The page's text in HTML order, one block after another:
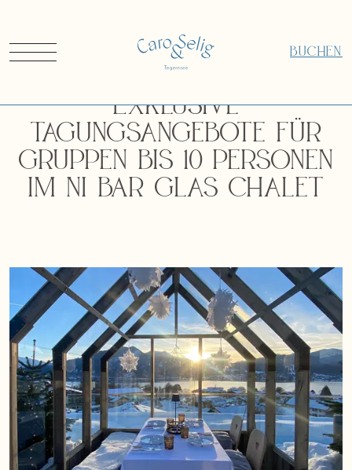
BUCHEN
Exklusive
Tagungsangebote für
Gruppen bis 10 Personen
im NI BAR Glas Chalet